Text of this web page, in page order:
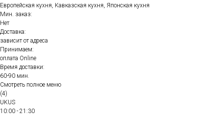
Европейская кухня, Кавказская кухня, Японская кухня
Мин. заказ:
Нет
Доставка:
зависит от адреса
Принимаем:
оплата Online
Время доставки:
60-90 мин.
Смотреть полное меню
(4)
UKUS
10:00 - 21:30